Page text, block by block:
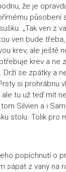
že je
působení
„Tak ven z
ven bude
krev, ale ještě
krev a ne
Drží se zpátky a
si prohrábnu
ale tu už teď mít
Silvien a i
stolu. Tolik pro
popíchnutí o
sápat z vany na